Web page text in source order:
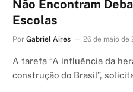
Não Encontram
Escolas
Por Gabriel Aires 26 de maio de
A tarefa “A influência da
construção do Brasil”,